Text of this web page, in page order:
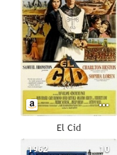
El Cid
10
1962